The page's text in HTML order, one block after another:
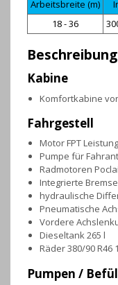
Arbeitsbreite (m)
18 - 36
Beschreibung
Kabine
Komfortkabine
Fahrgestell
Motor FPT
Pumpe für
Radmotoren
Integrierte
hydraulische
Pneumatische
Vordere
Dieseltank 265 l
Räder 380/90 R46
Pumpen /